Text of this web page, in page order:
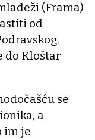
(Frama)
od
do Kloštar
se
a
im je